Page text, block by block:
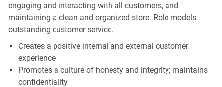
engaging and interacting with all customers, and
maintaining a clean and organized store. Role models
outstanding customer service.
Creates a positive internal and external customer
experience
Promotes a culture of honesty and integrity; maintains
confidentiality